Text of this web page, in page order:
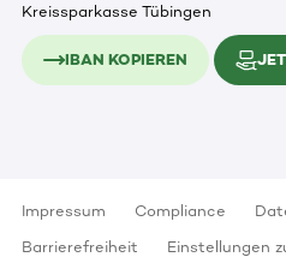
Kreissparkasse Tübingen
IBAN KOPIEREN
Impressum Compliance
Barrierefreiheit
Einstellungen